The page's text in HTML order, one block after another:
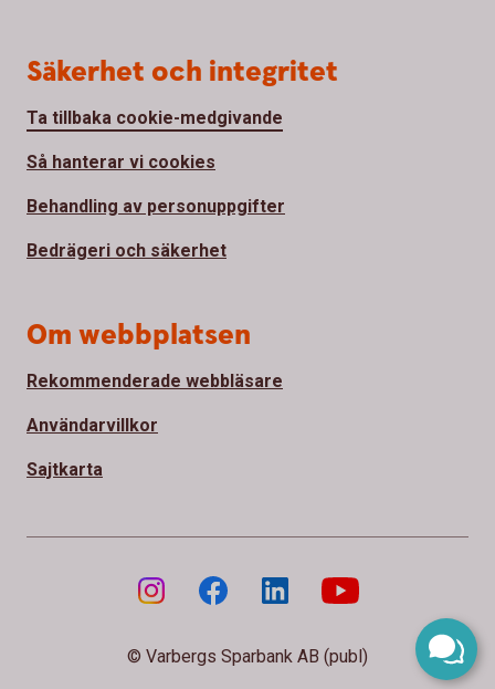
Säkerhet och integritet
Ta tillbaka cookie-medgivande
Så hanterar vi cookies
Behandling av personuppgifter
Bedrägeri och säkerhet
Om webbplatsen
Rekommenderade webbläsare
Användarvillkor
Sajtkarta
© Varbergs Sparbank AB (publ)